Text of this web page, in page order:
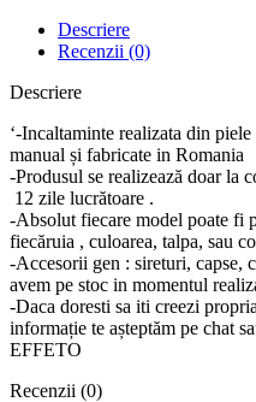
Descriere
Recenzii (0)
Descriere
‘-Incaltaminte realizata din
manual și fabricate in Romania
-Produsul se realizează doar la
12 zile lucrătoare .
-Absolut fiecare model poate fi
fiecăruia , culoarea, talpa, sau
-Accesorii gen : sireturi, capse,
avem pe stoc in momentul
-Daca doresti sa iti creezi
informație te așteptăm pe chat
EFFETO
Recenzii (0)